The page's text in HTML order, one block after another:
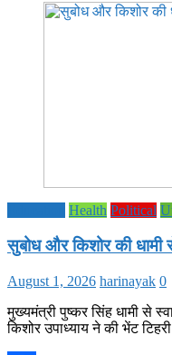
Health Political
सुबोध और किशोर की धामी
August 1, 2026 harinayak 0
मुख्यमंत्री पुष्कर सिंह धामी से
किशोर उपाध्याय ने की भेंट